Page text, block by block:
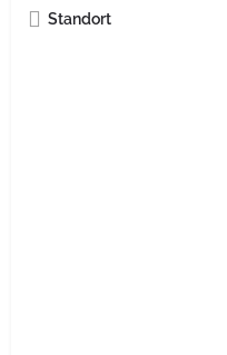
Standort